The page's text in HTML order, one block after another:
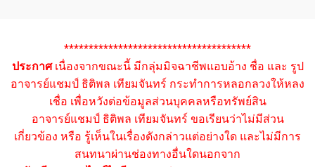
**************************************
ประกาศเนื่องจากขณะนี้ มีกลุ่มมิจฉาชีพแอบอ้าง ชื่อ และ รูป
อาจารย์แชมป์ ธิติพล เทียมจันทร์ กระทำการหลอกลวงให้หลง
เชื่อ เพื่อหวังต่อข้อมูลส่วนบุคคลหรือทรัพย์สิน
อาจารย์แชมป์ ธิติพล เทียมจันทร์ ขอเรียนว่าไม่มีส่วน
เกี่ยวข้อง หรือ รู้เห็นในเรื่องดังกล่าวแต่อย่างใด และไม่มีการ
สนทนาผ่านช่องทางอื่นใดนอกจาก